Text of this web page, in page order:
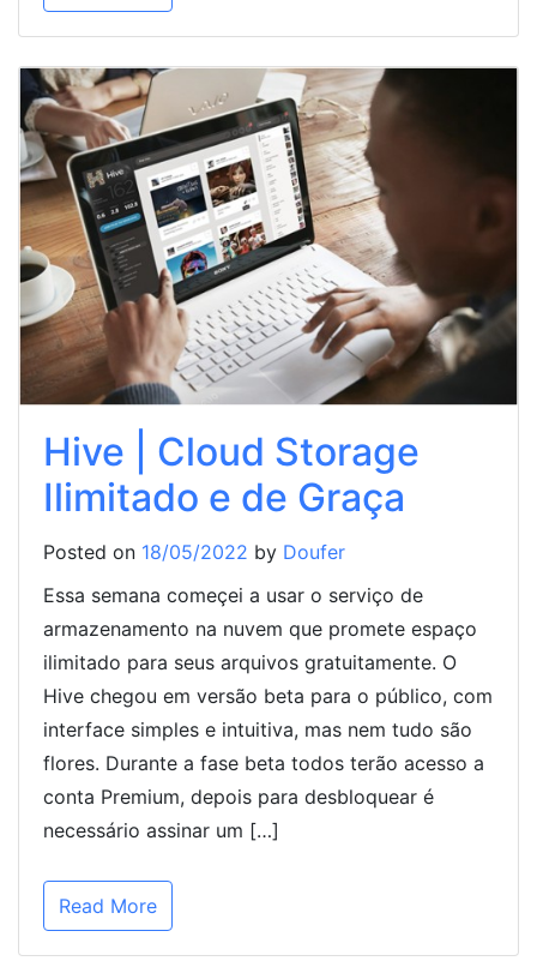
Hive | Cloud Storage
Ilimitado e de Graça
Posted on 18/05/2022 by Doufer
Essa semana começei a usar o serviço de
armazenamento na nuvem que promete espaço
ilimitado para seus arquivos gratuitamente. O
Hive chegou em versão beta para o público, com
interface simples e intuitiva, mas nem tudo são
flores. Durante a fase beta todos terão acesso a
conta Premium, depois para desbloquear é
necessário assinar um […]
Read More